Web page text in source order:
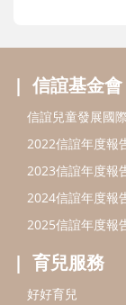
好孕袋
分齡育兒電子報
線上教養諮詢
出版服務
信誼基金出版社
閱讀推廣
Bookstart閱讀起